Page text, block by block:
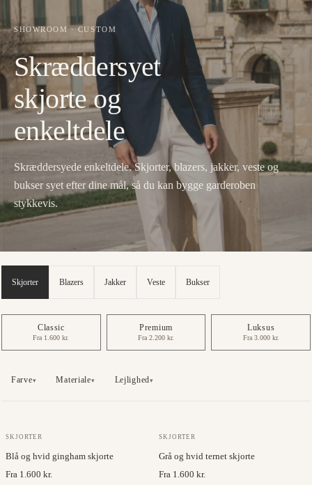
SHOWROOM · CUSTOM
Skræddersyet
skjorte og
enkeltdele
Skræddersyede enkeltdele. Skjorter, blazers, jakker, veste og
bukser syet efter dine mål, så du kan bygge garderoben
stykkevis.
Skjorter Blazers Jakker Veste Bukser
Classic
Fra 1.600 kr.
Premium
Fra 2.200 kr.
Luksus
Fra 3.000 kr.
Farve▾ Materiale▾ Lejlighed▾
JC COLLECTION
SKJORTER
Blå og hvid gingham skjorte
Fra 1.600 kr.
JC COLLECTION
SKJORTER
Grå og hvid ternet skjorte
Fra 1.600 kr.